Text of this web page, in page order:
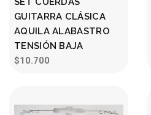
GUITARRA CLÁSICA
AQUILA ALABASTRO
TENSIÓN BAJA
$10.700